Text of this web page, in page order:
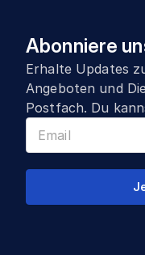
Abonniere
Erhalte Updates
Angeboten und
Postfach. Du